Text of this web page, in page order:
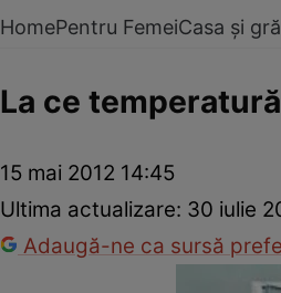
HomePentru FemeiCasa și
La ce
15 mai 2012 14:45
Ultima actualizare: 30 iulie
Adaugă-ne ca sursă